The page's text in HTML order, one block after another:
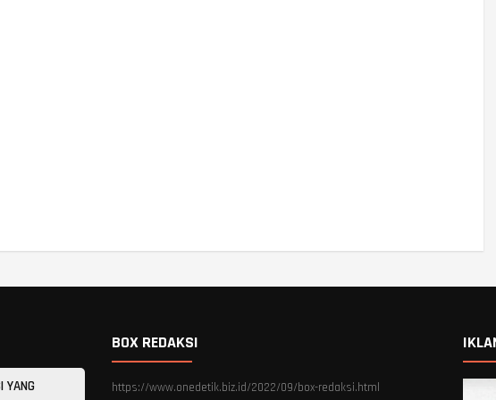
YANG
BOX REDAKSI
https://www.onedetik.biz.id/2022/09/box-redaksi.html